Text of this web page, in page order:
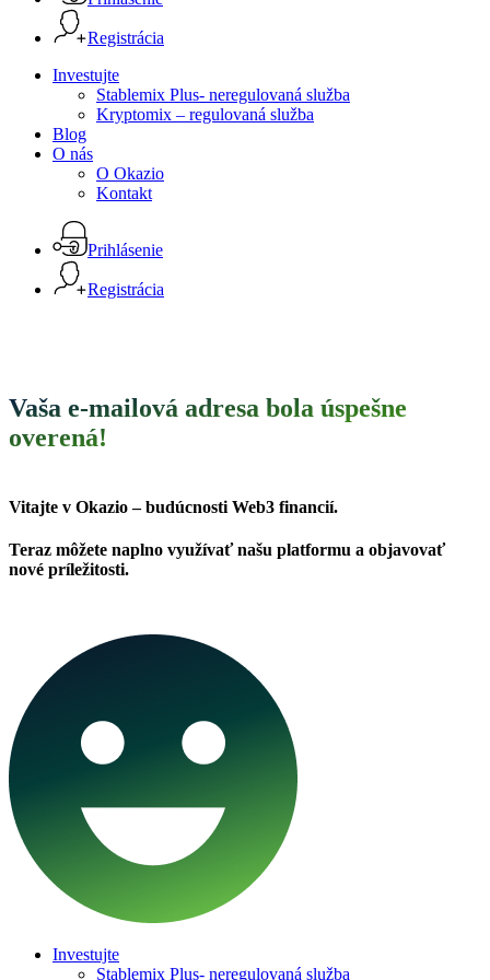
Registrácia
Menu
Investujte
Stablemix Plus- neregulovaná služba
Kryptomix – regulovaná služba
Blog
O nás
O Okazio
Kontakt
Prihlásenie
Registrácia
Vaša e-mailová adresa bola úspešne
overená!
Vitajte v Okazio – budúcnosti Web3 financií.
Teraz môžete naplno využívať našu platformu a objavovať
nové príležitosti.
Investujte
Stablemix Plus- neregulovaná služba